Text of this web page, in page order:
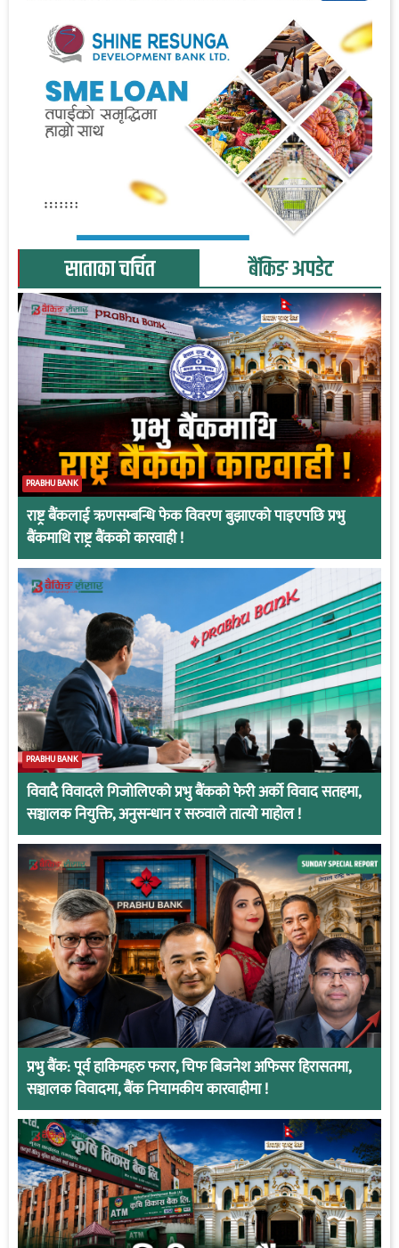
साताका चर्चित बैंकिङ अपडेट
PRABHU BANK
राष्ट्र बैंकलाई ऋणसम्बन्धि फेक विवरण बुझाएको पाइएपछि प्रभु
बैंकमाथि राष्ट्र बैंकको कारवाही !
PRABHU BANK
विवादै विवादले गिजोलिएको प्रभु बैंकको फेरी अर्को विवाद सतहमा,
सञ्चालक नियुक्ति, अनुसन्धान र सरुवाले तात्यो माहोल !
प्रभु बैंक: पूर्व हाकिमहरु फरार, चिफ बिजनेश अफिसर हिरासतमा,
सञ्चालक विवादमा, बैंक नियामकीय कारवाहीमा !